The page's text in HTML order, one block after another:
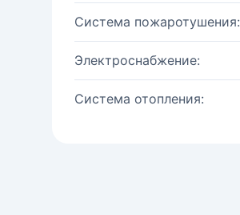
Система пожаротушения:
Электроснабжение:
Система отопления: